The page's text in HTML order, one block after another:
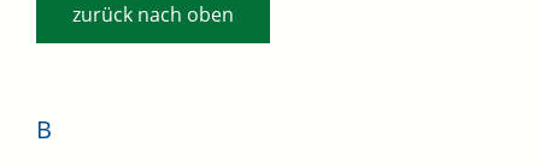
zurück nach oben
B